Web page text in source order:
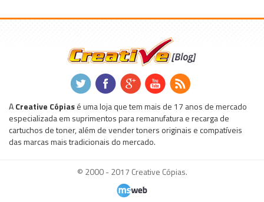
. . . . .
ACreative Cópiasé uma loja que tem mais de 17 anos de mercado
especializada em suprimentos para remanufatura e recarga de
cartuchos de toner, além de vender toners originais e compatíveis
das marcas mais tradicionais do mercado.
© 2000 - 2017 Creative Cópias.